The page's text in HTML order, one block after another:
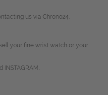
us via Chrono24.
your fine wrist watch or your